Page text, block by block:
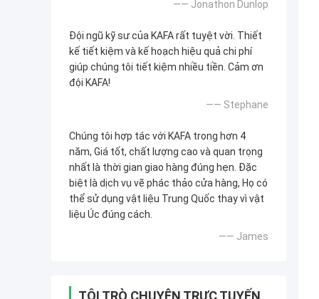
—— Jonathon Dunlop
Đội ngũ kỹ sư của KAFA rất tuyệt vời. Thiết
kế tiết kiệm và kế hoạch hiệu quả chi phí
giúp chúng tôi tiết kiệm nhiều tiền. Cảm ơn
đội KAFA!
—— Stephane
Chúng tôi hợp tác với KAFA trong hơn 4
năm, Giá tốt, chất lượng cao và quan trọng
nhất là thời gian giao hàng đúng hẹn. Đặc
biệt là dịch vụ vẽ phác thảo cửa hàng, Họ có
thể sử dụng vật liệu Trung Quốc thay vì vật
liệu Úc đúng cách.
—— James
TÔI TRÒ CHUYỆN TRỰC TUYẾN